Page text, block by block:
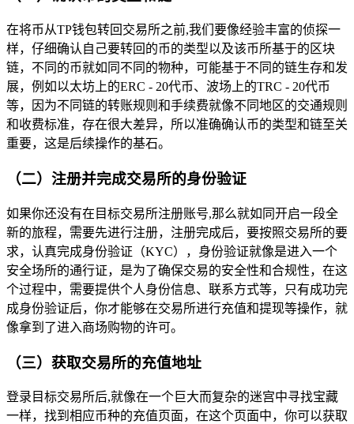
在将币从TP钱包转回交易所之前,我们要像经验丰富的侦探一
样，仔细确认自己要转回的币的类型以及该币所基于的区块
链，不同的币就如同不同的物种，可能基于不同的链生存和发
展，例如以太坊上的ERC - 20代币、波场上的TRC - 20代币
等，因为不同链的转账规则和手续费就像不同地区的交通规则
和收费标准，存在很大差异，所以准确确认币的类型和链至关
重要，这是后续操作的基石。
（二）注册并完成交易所的身份验证
如果你还没有在目标交易所注册账号,那么就如同开启一段全
新的旅程，需要先进行注册，注册完成后，要按照交易所的要
求，认真完成身份验证（KYC），身份验证就像是进入一个
安全场所的通行证，是为了确保交易的安全性和合规性，在这
个过程中，需要提供个人身份信息、联系方式等，只有成功完
成身份验证后，你才能够在交易所进行充值和提现等操作，就
像拿到了进入商场购物的许可。
（三）获取交易所的充值地址
登录目标交易所后,就像在一个巨大而复杂的迷宫中寻找宝藏
一样，找到相应币种的充值页面，在这个页面中，你可以获取